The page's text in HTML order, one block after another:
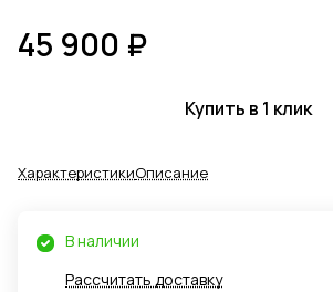
45 900 ₽
Купить в 1 клик
ХарактеристикиОписание
В наличии
Рассчитать доставку